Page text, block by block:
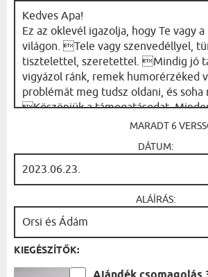
MARADT 6
DÁTUM:
ALÁÍRÁS:
KIEGÉSZÍTŐK: